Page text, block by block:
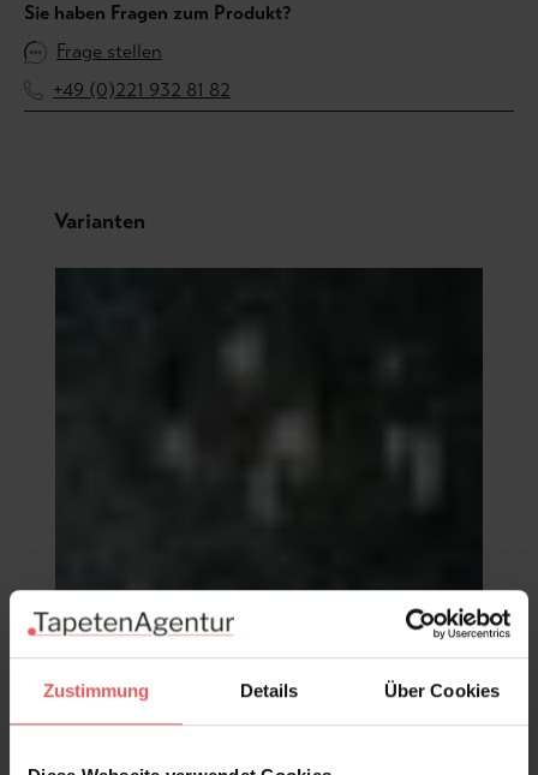
Zustimmung Details Über Cookies
Sie haben Fragen zum Produkt?
Frage stellen
+49 (0)221 932 81 82
Produktgalerie überspringen
Varianten